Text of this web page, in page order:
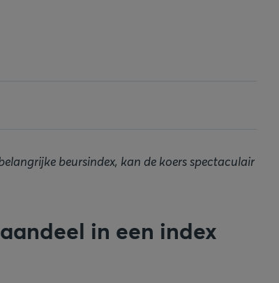
beursindex, kan de koers spectaculair
in een index